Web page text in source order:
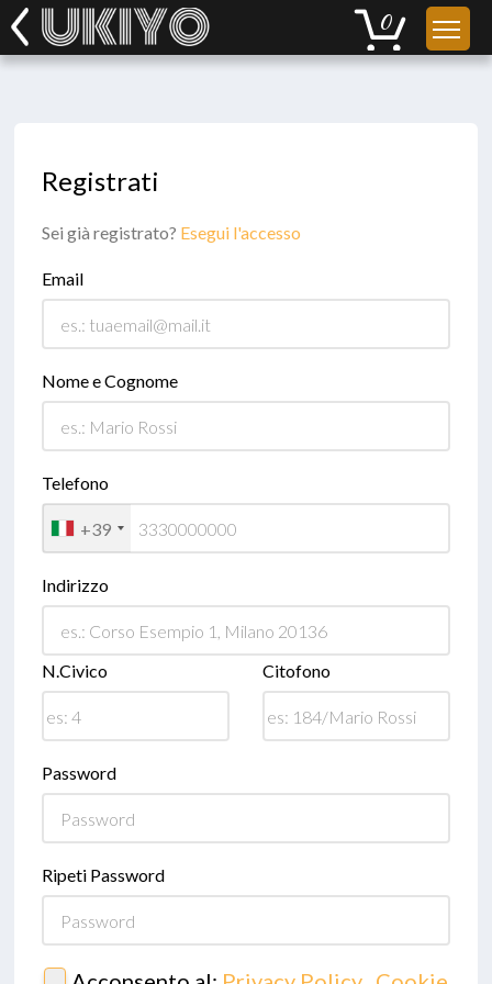
Registrati
Sei già registrato? Esegui l'accesso
Email
Nome e Cognome
Telefono
+39
Indirizzo
N.Civico Citofono
Password
Ripeti Password